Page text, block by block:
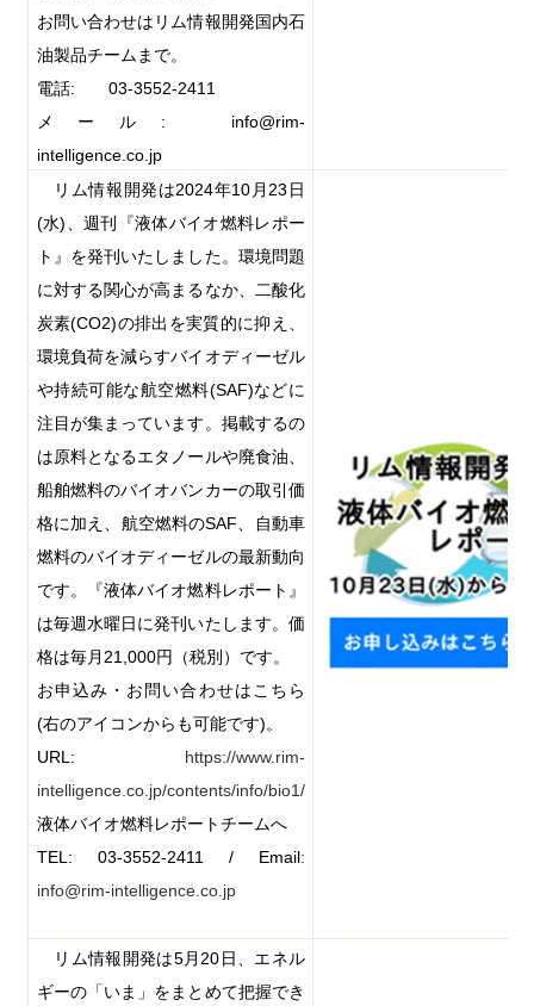
お問い合わせはリム情報開発国内石
油製品チームまで。
電話:
03-3552-2411
メール :
info@rim-
intelligence.co.jp
リム情報開発は2024年10 月 23 日
(水) 、週刊『液体バイオ燃料レポー
ト』を発刊いたしました。環境問題
に対する関心が高まるなか、二酸化
炭素(CO2)の排出を実質的に抑え、
環境負荷を減らすバイオディーゼル
や持続可能な航空燃料(SAF)などに
注目が集まっています。掲載するの
は原料となるエタノールや廃食油、
船舶燃料のバイオバンカーの取引価
格に加え、航空燃料のSAF 、自動車
燃料のバイオディーゼルの最新動向
です。『液体バイオ燃料レポート』
は毎週水曜日に発刊いたします。価
格は毎月 21,000円（税別）です。
お申込み・お問い合わせはこちら
(右のアイコンからも可能です)。
URL: https://www.rim-
intelligence.co.jp/contents/info/bio1/
液体バイオ燃料レポートチームへ
TEL: 03-3552-2411 / Email:
info@rim-intelligence.co.jp
リム情報開発は5月 20日、エネル
ギーの「いま」をまとめて把握でき